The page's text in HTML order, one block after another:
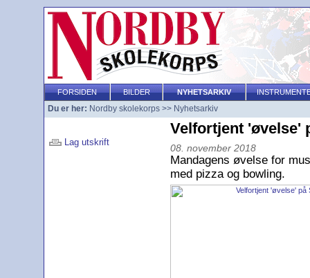
FORSIDEN BILDER NYHETSARKIV
Du er her: Nordby skolekorps >> Nyhetsarkiv
Lag utskrift
Velfortjent 'øvelse'
08. november 2018
Mandagens øvelse for
med pizza og bowling.